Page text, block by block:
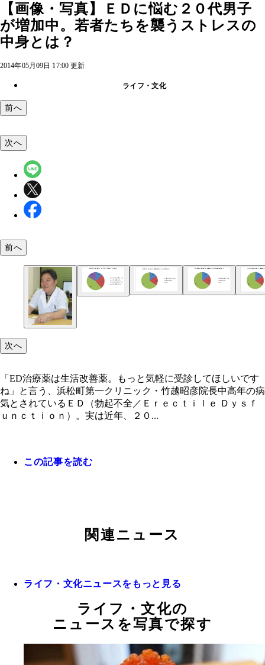
【画像・写真】ＥＤに悩む２０代男子
が増加中。若者たちを襲うストレスの
中身とは？
2014年05月09日 17:00 更新
ライフ・文化
前へ
8割以上の患者が「つらい」と感じている。やはり
つらいのだ（EDに関する調査／浜松町第一クリニ
べ）
65％の患者が何の対策もしていない現実。放って
症状は悪化するという（EDに関する調査／浜松町
リニック調べ）
次へ
前へ
次へ
「ED治療薬は生活改善薬。もっと気軽に受診してほしいです
ね」と言う、浜松町第一クリニック・竹越昭彦院長中高年の病
気とされているＥＤ（勃起不全／Ｅｒｅｃｔｉｌｅ Ｄｙｓｆ
ｕｎｃｔｉｏｎ）。実は近年、２０...
この記事を読む
関連ニュース
ライフ・文化ニュースをもっと見る
ライフ・文化の
ニュースを写真で探す